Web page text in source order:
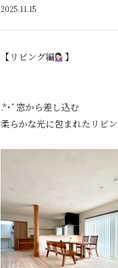
2025.11.15
【リビング編 】
.*･ﾟ窓から差し込む
柔らかな光に包まれたリビ